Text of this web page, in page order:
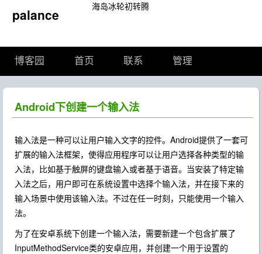
palance 海岛冰轮初转腾
博客园 首页 联系 管理
Android下创建一个输入法
输入法是一种可以让用户输入文字的控件。Android提供了一套可
扩展的输入法框架，使得应用程序可以让用户选择各种类型的输
入法，比如基于触屏的键盘输入或者基于语音。当安装了特定输
入法之后，用户即可在系统设置中选择个输入法，并在接下来的
输入场景中使用该输入法。不过在任一时刻，只能使用一个输入
法。
为了在安卓系统下创建一个输入法，需要新建一个包含扩展了
InputMethodService类的安卓应用，并创建一个用于设置的